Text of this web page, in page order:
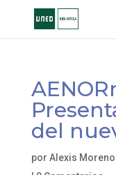
del
por Alexis Moreno